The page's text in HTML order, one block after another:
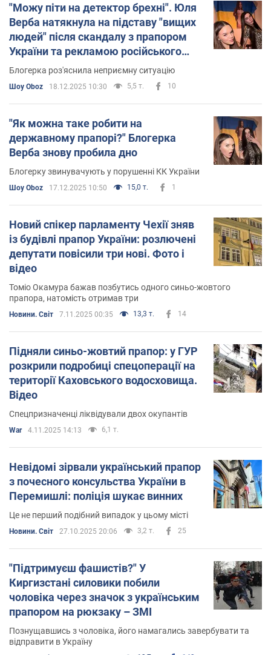
"Можу піти на детектор брехні". Юля
Верба натякнула на підставу "вищих
людей" після скандалу з прапором
України та рекламою російського
магазину
Блогерка роз'яснила неприємну ситуацію
Шоу Oboz 18.12.2025 10:30 5,5 т. 10
"Як можна таке робити на
державному прапорі?" Блогерка
Верба знову пробила дно
Блогерку звинувачують у порушенні КК України
Шоу Oboz 17.12.2025 10:50 15,0 т. 1
Новий спікер парламенту Чехії зняв
із будівлі прапор України: розлючені
депутати повісили три нові. Фото і
відео
Томіо Окамура бажав позбутись одного синьо-жовтого
прапора, натомість отримав три
Новини. Світ 7.11.2025 00:35 13,3 т. 14
Підняли синьо-жовтий прапор: у ГУР
розкрили подробиці спецоперації на
території Каховського водосховища.
Відео
Спецпризначенці ліквідували двох окупантів
War 4.11.2025 14:13 6,1 т.
Невідомі зірвали український прапор
з почесного консульства України в
Перемишлі: поліція шукає винних
Це не перший подібний випадок у цьому місті
Новини. Світ 27.10.2025 20:06 3,2 т. 25
"Підтримуєш фашистів?" У
Киргизстані силовики побили
чоловіка через значок з українським
прапором на рюкзаку – ЗМІ
Познущавшись з чоловіка, його намагались завербувати та
відправити в Україну